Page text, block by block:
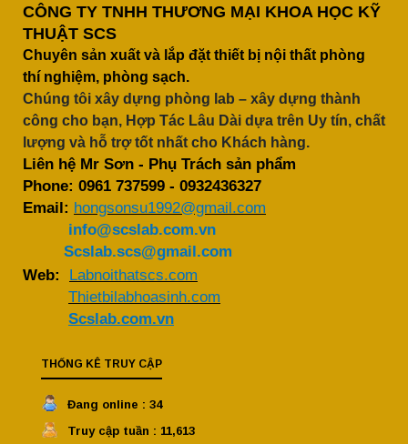
CÔNG TY TNHH THƯƠNG MẠI KHOA HỌC KỸ
THUẬT SCS
Chuyên sản xuất và lắp đặt thiết bị nội thất phòng
thí nghiệm, phòng sạch.
Chúng tôi xây dựng phòng lab – xây dựng thành
công cho bạn, Hợp Tác Lâu Dài dựa trên Uy tín, chất
lượng và hỗ trợ tốt nhất cho Khách hàng.
Liên hệ Mr Sơn - Phụ Trách sản phẩm
Phone: 0961 737599 - 0932436327
Email: hongsonsu1992@gmail.com
info@scslab.com.vn
Scslab.scs@gmail.com
Web: Labnoithatscs.com
Thietbilabhoasinh.com
Scslab.com.vn
THỐNG KÊ TRUY CẬP
Đang online : 34
Truy cập tuần : 11,613